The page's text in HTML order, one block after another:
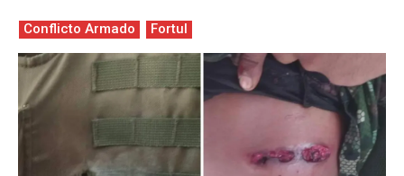
Conflicto Armado Fortul